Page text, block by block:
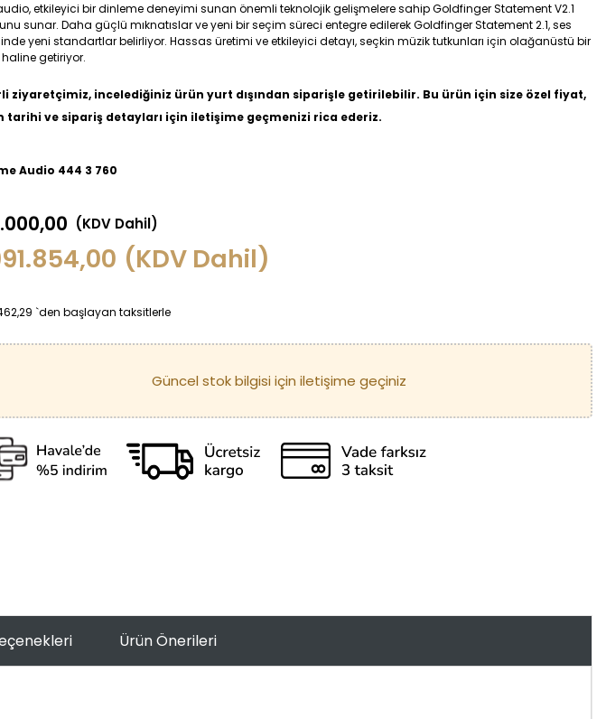
etkileyici bir dinleme deneyimi sunan önemli teknolojik gelişmelere sahip Goldfinger Statement V2.1
sunar. Daha güçlü mıknatıslar ve yeni bir seçim süreci entegre edilerek Goldfinger Statement 2.1, ses
yeni standartlar belirliyor. Hassas üretimi ve etkileyici detayı, seçkin müzik tutkunları için olağanüstü bir
getiriyor.
ziyaretçimiz, incelediğiniz ürün yurt dışından siparişle getirilebilir. Bu ürün için size özel fiyat,
tarihi ve sipariş detayları için iletişime geçmenizi rica ederiz.
Audio 444 3 760
(KDV Dahil)
(KDV Dahil)
`den başlayan taksitlerle
Ürün Önerileri